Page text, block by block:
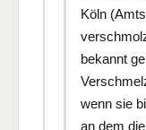
Köln
bekannt
wenn sie
an dem